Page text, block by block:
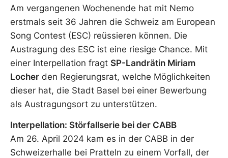
Am vergangenen Wochenende hat mit Nemo
erstmals seit 36 Jahren die Schweiz am European
Song Contest (ESC) reüssieren können. Die
Austragung des ESC ist eine riesige Chance. Mit
einer Interpellation fragt SP-Landrätin Miriam
Locher den Regierungsrat, welche Möglichkeiten
dieser hat, die Stadt Basel bei einer Bewerbung
als Austragungsort zu unterstützen.
Interpellation: Störfallserie bei der CABB
Am 26. April 2024 kam es in der CABB in der
Schweizerhalle bei Pratteln zu einem Vorfall, der